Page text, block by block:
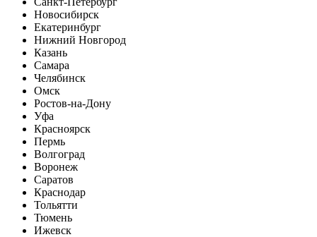
Новосибирск
Екатеринбург
Нижний Новгород
Казань
Самара
Челябинск
Омск
Ростов-на-Дону
Уфа
Красноярск
Пермь
Волгоград
Воронеж
Саратов
Краснодар
Тольятти
Тюмень
Ижевск